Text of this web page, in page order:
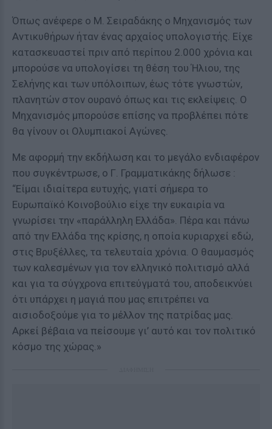
Όπως ανέφερε ο Μ. Σειραδάκης ο Μηχανισμός των
Αντικυθήρων ήταν ένας αρχαίος υπολογιστής. Είχε
κατασκευαστεί πριν από περίπου 2.000 χρόνια και
μπορούσε να υπολογίσει τη θέση του Ήλιου, της
Σελήνης και των υπόλοιπων, έως τότε γνωστών,
πλανητών στον ουρανό όπως και τις εκλείψεις. Ο
Μηχανισμός μπορούσε επίσης να προβλέπει πότε
θα γίνουν οι Ολυμπιακοί Αγώνες.
Με αφορμή την εκδήλωση και το μεγάλο ενδιαφέρον
που συγκέντρωσε, ο Γ. Γραμματικάκης δήλωσε :
“Είμαι ιδιαίτερα ευτυχής, γιατί σήμερα το
Ευρωπαϊκό Κοινοβούλιο είχε την ευκαιρία να
γνωρίσει την «παράλληλη Ελλάδα». Πέρα και πάνω
από την Ελλάδα της κρίσης, η οποία κυριαρχεί εδώ,
στις Βρυξέλλες, τα τελευταία χρόνια. Ο θαυμασμός
των καλεσμένων για τον ελληνικό πολιτισμό αλλά
και για τα σύγχρονα επιτεύγματά του, αποδεικνύει
ότι υπάρχει η μαγιά που μας επιτρέπει να
αισιοδοξούμε για το μέλλον της πατρίδας μας.
Αρκεί βέβαια να πείσουμε γι’ αυτό και τον πολιτικό
κόσμο της χώρας.»